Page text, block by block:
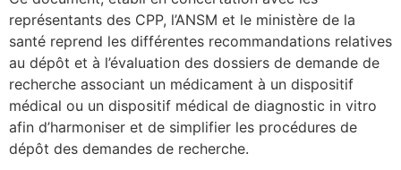
représentants des CPP, l’ANSM et le ministère de la
santé reprend les différentes recommandations relatives
au dépôt et à l’évaluation des dossiers de demande de
recherche associant un médicament à un dispositif
médical ou un dispositif médical de diagnostic in vitro
afin d’harmoniser et de simplifier les procédures de
dépôt des demandes de recherche.